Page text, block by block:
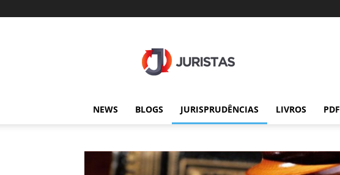
NEWS BLOGS JURISPRUDÊNCIAS LIVROS PDF